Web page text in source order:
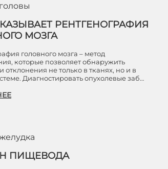
РЕНТГЕНОГРАФИЯ
МОЗГА
головного мозга – метод
которые позволяет обнаружить
отклонения не только в тканях, но и в
Диагностировать опухолевые заб…
ПИЩЕВОДА